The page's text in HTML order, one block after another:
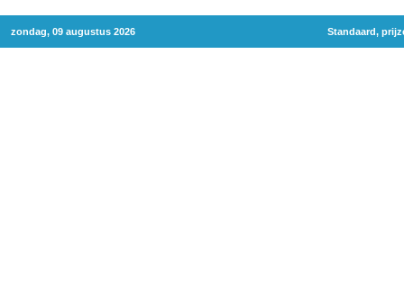
zondag, 09 augustus 2026 Standaard,